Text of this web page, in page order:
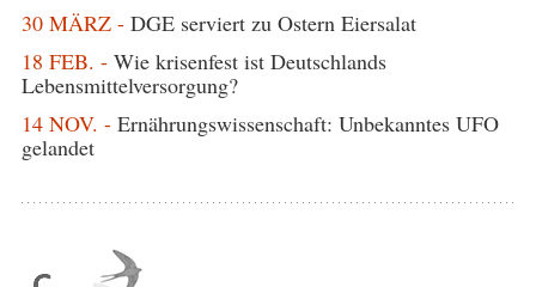
30 MÄRZ - DGE serviert zu Ostern Eiersalat
18 FEB. - Wie krisenfest ist Deutschlands
Lebensmittelversorgung?
14 NOV. - Ernährungswissenschaft: Unbekanntes UFO
gelandet